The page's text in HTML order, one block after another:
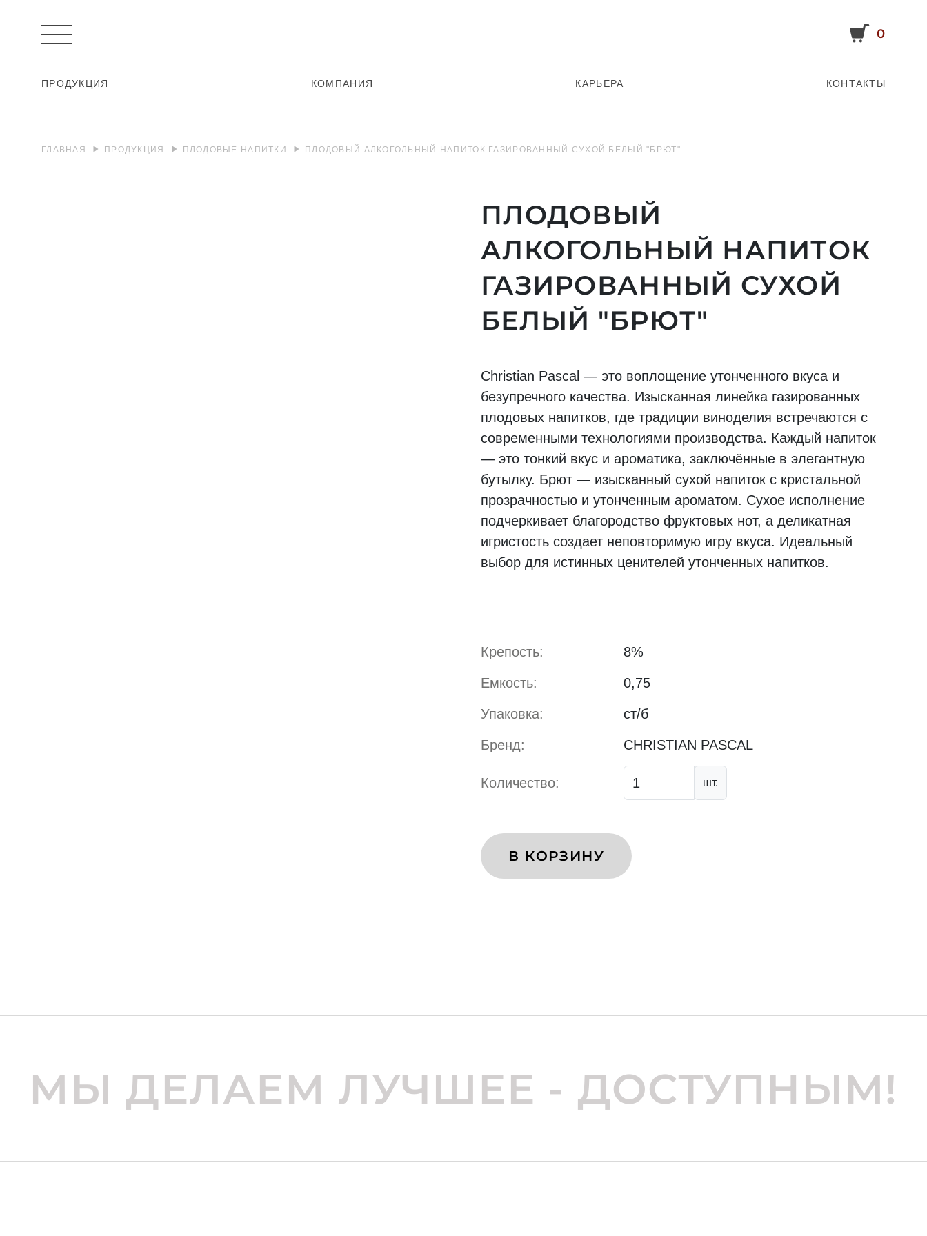
0
ПРОДУКЦИЯ КОМПАНИЯ КАРЬЕРА КОНТАКТЫ
ГЛАВНАЯ ПРОДУКЦИЯ ПЛОДОВЫЕ НАПИТКИ ПЛОДОВЫЙ АЛКОГОЛЬНЫЙ НАПИТОК ГАЗИРОВАННЫЙ СУХОЙ БЕЛЫЙ "БРЮТ"
ПЛОДОВЫЙ
АЛКОГОЛЬНЫЙ НАПИТОК
ГАЗИРОВАННЫЙ СУХОЙ
БЕЛЫЙ "БРЮТ"
Christian Pascal — это воплощение утонченного вкуса и
безупречного качества. Изысканная линейка газированных
плодовых напитков, где традиции виноделия встречаются с
современными технологиями производства. Каждый напиток
— это тонкий вкус и ароматика, заключённые в элегантную
бутылку. Брют — изысканный сухой напиток с кристальной
прозрачностью и утонченным ароматом. Сухое исполнение
подчеркивает благородство фруктовых нот, а деликатная
игристость создает неповторимую игру вкуса. Идеальный
выбор для истинных ценителей утонченных напитков.
Крепость: 8%
Емкость: 0,75
Упаковка: ст/б
Бренд: CHRISTIAN PASCAL
Количество: шт.
В КОРЗИНУ
МЫ ДЕЛАЕМ ЛУЧШЕЕ - ДОСТУПНЫМ!